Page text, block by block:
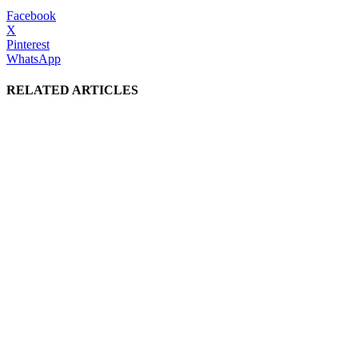
Facebook
X
Pinterest
WhatsApp
RELATED ARTICLES